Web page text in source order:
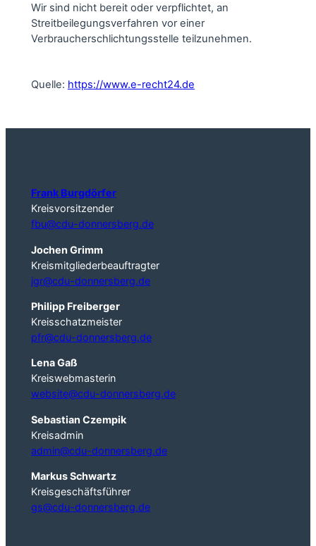
Wir sind nicht bereit oder verpflichtet, an
Streitbeilegungsverfahren vor einer
Verbraucherschlichtungsstelle teilzunehmen.
Quelle: https://www.e-recht24.de
Frank Burgdörfer
Kreisvorsitzender
fbu@cdu-donnersberg.de
Jochen Grimm
Kreismitgliederbeauftragter
jgr@cdu-donnersberg.de
Philipp Freiberger
Kreisschatzmeister
pfr@cdu-donnersberg.de
Lena Gaß
Kreiswebmasterin
website@cdu-donnersberg.de
Sebastian Czempik
Kreisadmin
admin@cdu-donnersberg.de
Markus Schwartz
Kreisgeschäftsführer
gs@cdu-donnersberg.de